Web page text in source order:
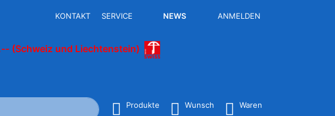
KONTAKT SERVICE NEWS ANMELDEN
(Schweiz und Liechtenstein)
automatisch erste Ergebnisse. Drücken Sie die Eingabetaste, um alle
Produkte
Wunsch
Waren